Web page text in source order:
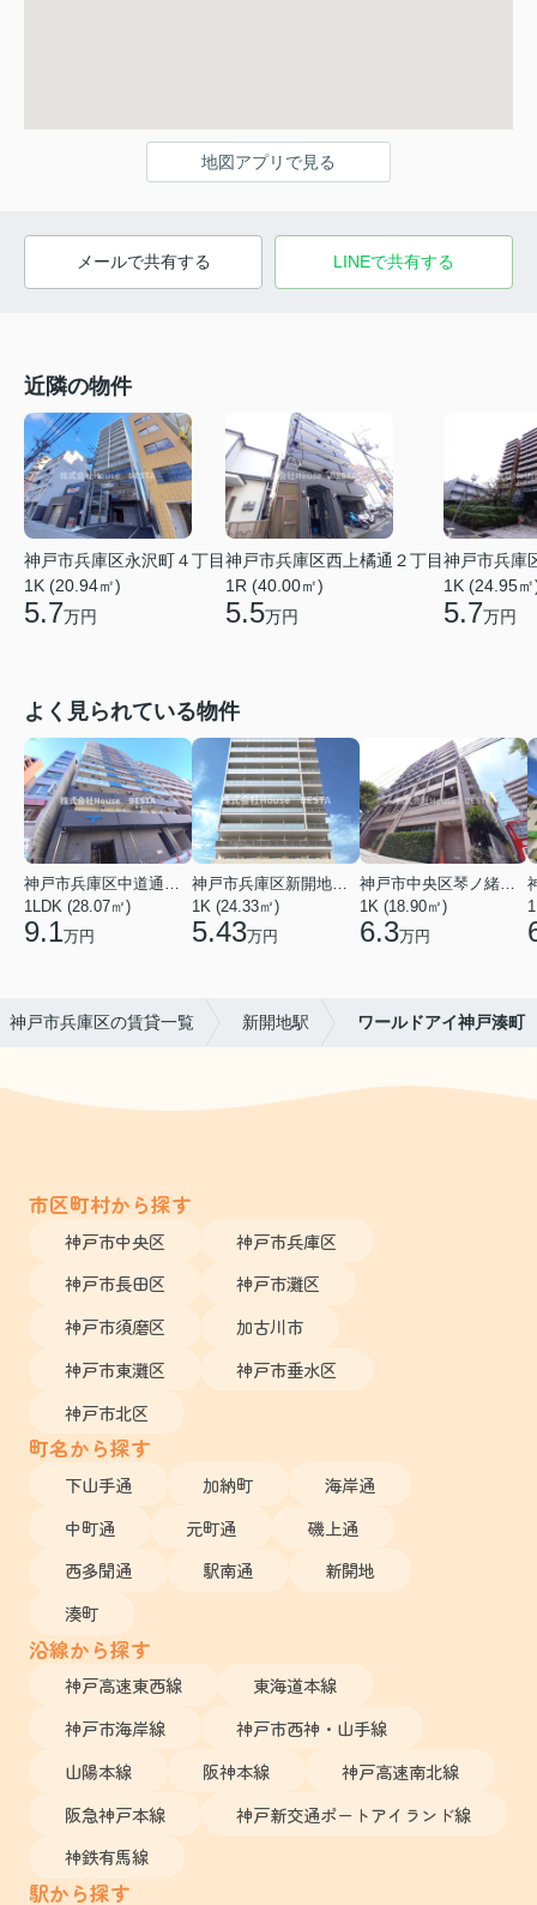
地図アプリで見る
メールで共有する LINEで共有する
近隣の物件
神戸市兵庫区永沢町４丁目
1K (20.94㎡)
5.7万円
神戸市兵庫区西上橘通２丁目
1R (40.00㎡)
5.5万円
神戸市兵庫
1K (24.95
5.7万円
よく見られている物件
1LDK (28.07㎡)
9.1万円
1K (24.33㎡)
5.43万円
1K (18.90㎡)
6.3万円
神戸市兵庫区の賃貸一覧 新開地駅 ワールドアイ神戸湊町
市区町村から探す
神戸市中央区
神戸市兵庫区
神戸市長田区
神戸市灘区
神戸市須磨区
加古川市
神戸市東灘区
神戸市垂水区
神戸市北区
町名から探す
下山手通 加納町
海岸通
中町通
元町通
磯上通
西多聞通
駅南通
新開地
湊町
沿線から探す
神戸高速東西線
東海道本線
神戸市海岸線
神戸市西神・山手線
山陽本線
阪神本線
神戸高速南北線
阪急神戸本線
神戸新交通ポートアイランド線
神鉄有馬線
駅から探す